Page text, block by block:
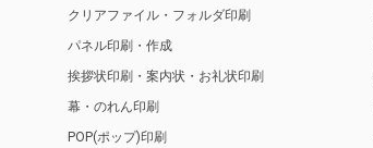
クリアファイル・フォルダ印刷
パネル印刷・作成
挨拶状印刷・案内状・お礼状印刷
幕・のれん印刷
POP(ポップ)印刷